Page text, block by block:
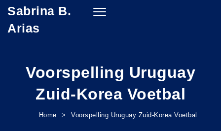
Skip to content
Sabrina B.
Arias
Toggle
Voorspelling Uruguay
Zuid-Korea Voetbal
Home Voorspelling Uruguay Zuid-Korea Voetbal